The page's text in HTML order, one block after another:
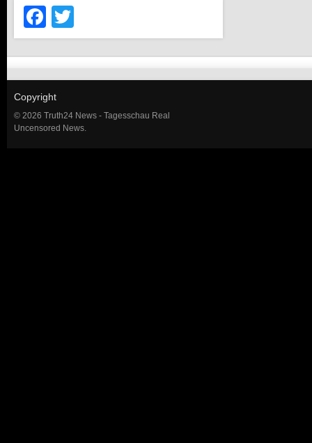
Facebook
Copyright
© 2026 Truth24 News - Tagesschau Real
Uncensored News.